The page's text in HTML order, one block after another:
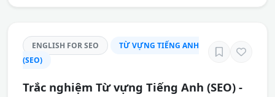
ENGLISH FOR SEO
TỪ VỰNG TIẾNG ANH
(SEO)
Trắc nghiệm Từ vựng Tiếng Anh (SEO) -